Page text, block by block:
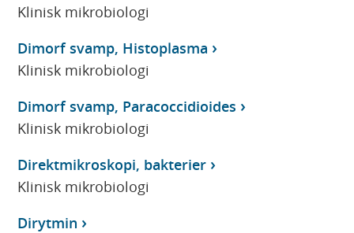
Klinisk mikrobiologi
Dimorf svamp, Histoplasma
Klinisk mikrobiologi
Dimorf svamp, Paracoccidioides
Klinisk mikrobiologi
Direktmikroskopi, bakterier
Klinisk mikrobiologi
Dirytmin